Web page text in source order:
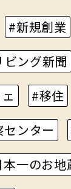
#新規創業
ビング新聞
#移住
ンター
一のお地